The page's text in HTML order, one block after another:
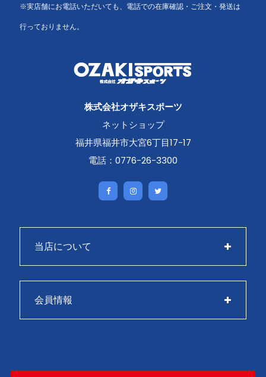
※実店舗にお電話いただいても、電話での在庫確認・ご注文・発送は
行っておりません。
株式会社オザキスポーツ
ネットショップ
福井県福井市大宮6丁目17-17
電話：0776-26-3300
当店について
会員情報